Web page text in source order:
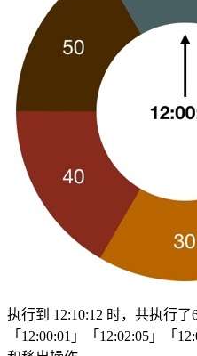
执行到 12:10:12 时，共执行
「12:00:01」「12:02:05」「